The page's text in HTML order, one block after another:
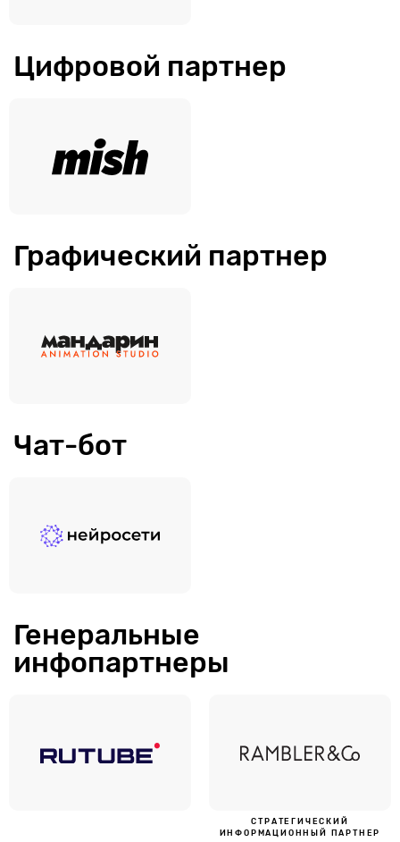
Цифровой партнер
Графический партнер
Чат-бот
Генеральные
инфопартнеры
CТРАТЕГИЧЕСКИЙ
ИНФОРМАЦИОННЫЙ ПАРТНЕР